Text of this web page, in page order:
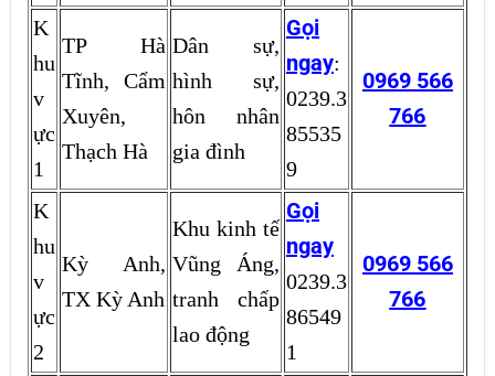
K
hu
v
ực
1
TP Hà
Tĩnh, Cẩm
Xuyên,
Thạch Hà
Dân sự,
hình sự,
hôn nhân
gia đình
Gọi
ngay:
0239.3
85535
9
0969 566
766
K
hu
v
ực
2
Kỳ Anh,
TX Kỳ Anh
Khu kinh tế
Vũng Áng,
tranh chấp
lao động
Gọi
ngay
0239.3
86549
1
0969 566
766